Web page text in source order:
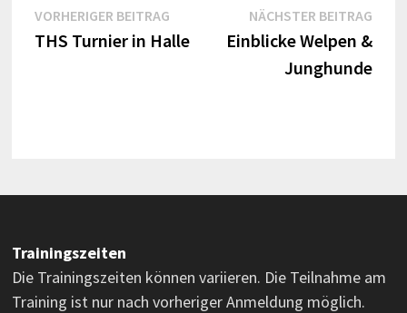
Beitragsnavigation
VORHERIGER BEITRAGVorheriger
Beitrag:
THS Turnier in Halle
NÄCHSTER BEITRAG
Einblicke Welpen &
Junghunde
Trainingszeiten
Die Trainingszeiten können variieren. Die Teilnahme am
Training ist nur nach vorheriger Anmeldung möglich.